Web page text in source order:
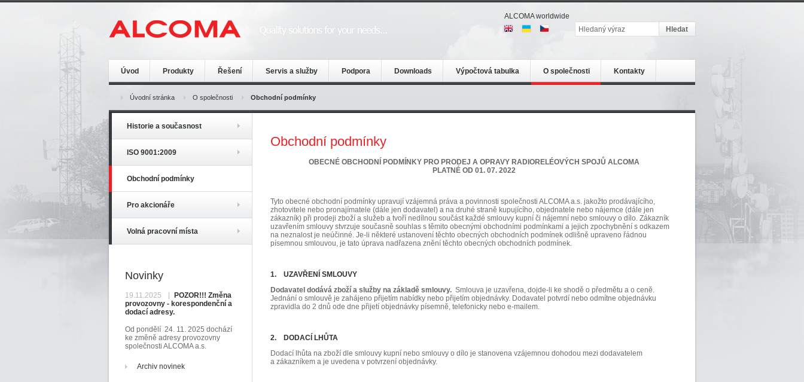
ALCOMA worldwide
Úvod Produkty Řešení Servis a služby Podpora Downloads Výpočtová tabulka O společnosti Kontakty
Úvodní stránka O společnosti Obchodní podmínky
Obchodní podmínky
OBECNÉ OBCHODNÍ PODMÍNKY PRO PRODEJ A OPRAVY RADIORELÉOVÝCH SPOJŮ ALCOMA
PLATNÉ OD 01. 07. 2022
Tyto obecné obchodní podmínky upravují vzájemná práva a povinnosti společnosti ALCOMA a.s. jakožto prodávajícího,
zhotovitele nebo pronajímatele (dále jen dodavatel) a na druhé straně kupujícího, objednatele nebo nájemce (dále jen
zákazník) při prodeji zboží a služeb a tvoří nedílnou součást každé smlouvy kupní či nájemní nebo smlouvy o dílo. Zákazník
uzavřením smlouvy stvrzuje současně souhlas s těmito obecnými obchodními podmínkami a jejich zpochybnění s odkazem
na neznalost je neúčinné. Je-li některé ustanovení těchto obecných obchodních podmínek odlišně upraveno řádnou
písemnou smlouvou, je tato úprava nadřazena znění těchto obecných obchodních podmínek.
1. UZAVŘENÍ SMLOUVY
Dodavatel dodává zboží a služby na základě smlouvy. Smlouva je uzavřena, dojde-li ke shodě o předmětu a o ceně.
Jednání o smlouvě je zahájeno přijetím nabídky nebo přijetím objednávky. Dodavatel potvrdí nebo odmítne objednávku
zpravidla do 2 dnů ode dne přijetí objednávky písemně, telefonicky nebo e-mailem.
2. DODACÍ LHŮTA
Dodací lhůta na zboží dle smlouvy kupní nebo smlouvy o dílo je stanovena vzájemnou dohodou mezi dodavatelem
a zákazníkem a je uvedena v potvrzení objednávky.
Historie a současnost
ISO 9001:2009
Obchodní podmínky
Pro akcionáře
Volná pracovní místa
Novinky
19.11.2025
POZOR!!! Změna
provozovny - korespondenční a
dodací adresy.
Od pondělí 24. 11. 2025 dochází
ke změně adresy provozovny
společnosti ALCOMA a.s.
Archiv novinek